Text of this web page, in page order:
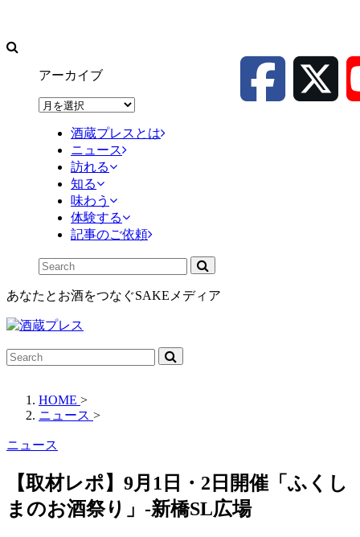
アーカイブ
ア
酒蔵プレスとは
ニュース
訪れる
知る
味わう
体験する
記事のご依頼
あなたとお酒をつなぐSAKEメディア
HOME >
ニュース >
ニュース
【取材レポ】9月1日・2日開催「ふくし
まのお酒祭り」-新橋SL広場